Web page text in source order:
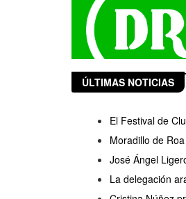
ÚLTIMAS NOTICIAS
El Festival de
Moradillo de
José Ángel
La delegación